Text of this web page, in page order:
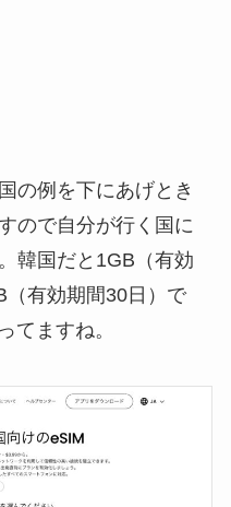
の例を下にあげとき
ので自分が行く国に
韓国だと1GB（有効
有効期間30日）で
てますね。